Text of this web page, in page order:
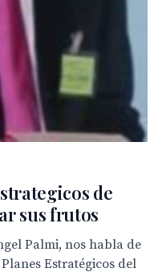
de
sus frutos
Palmi, nos habla de
Estratégicos del